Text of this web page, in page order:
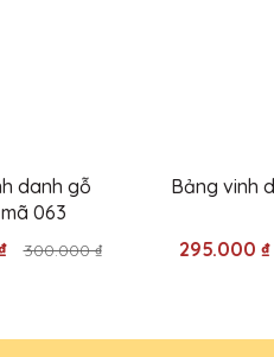
nghiệp. Sản phẩm pha lê
danh gỗ
063
300.000 ₫
Bảng vinh
295.000 ₫